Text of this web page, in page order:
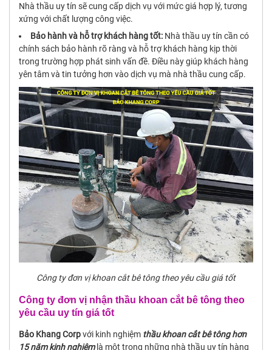
Nhà thầu uy tín sẽ cung cấp dịch vụ với mức giá hợp lý, tương
xứng với chất lượng công việc.
Bảo hành và hỗ trợ khách hàng tốt: Nhà thầu uy tín cần có
chính sách bảo hành rõ ràng và hỗ trợ khách hàng kịp thời
trong trường hợp phát sinh vấn đề. Điều này giúp khách hàng
yên tâm và tin tưởng hơn vào dịch vụ mà nhà thầu cung cấp.
Công ty đơn vị khoan cắt bê tông theo yêu cầu giá tốt
Công ty đơn vị nhận thầu khoan cắt bê tông theo
yêu cầu uy tín giá tốt
Bảo Khang Corpvới kinh nghiệm thầu khoan cắt bê tông hơn
15 năm kinh nghiệmlà một trong những nhà thầu uy tín hàng